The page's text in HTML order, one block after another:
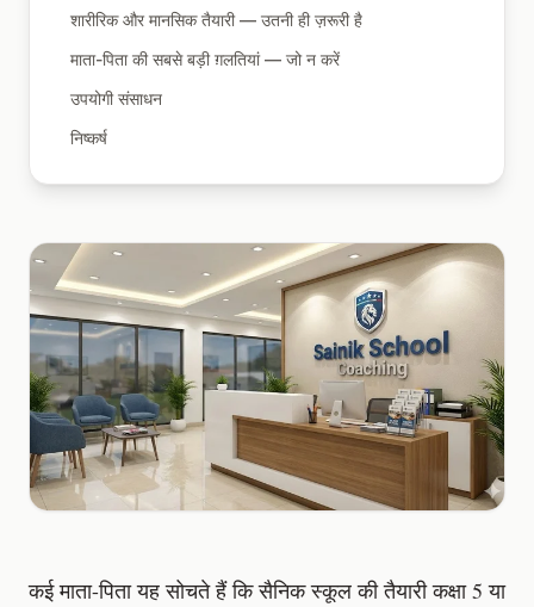
कई माता-पिता यह सोचते हैं कि सैनिक स्कूल की तैयारी कक्षा 5 या
शारीरिक और मानसिक तैयारी — उतनी ही ज़रूरी है
माता-पिता की सबसे बड़ी ग़लतियां — जो न करें
उपयोगी संसाधन
निष्कर्ष